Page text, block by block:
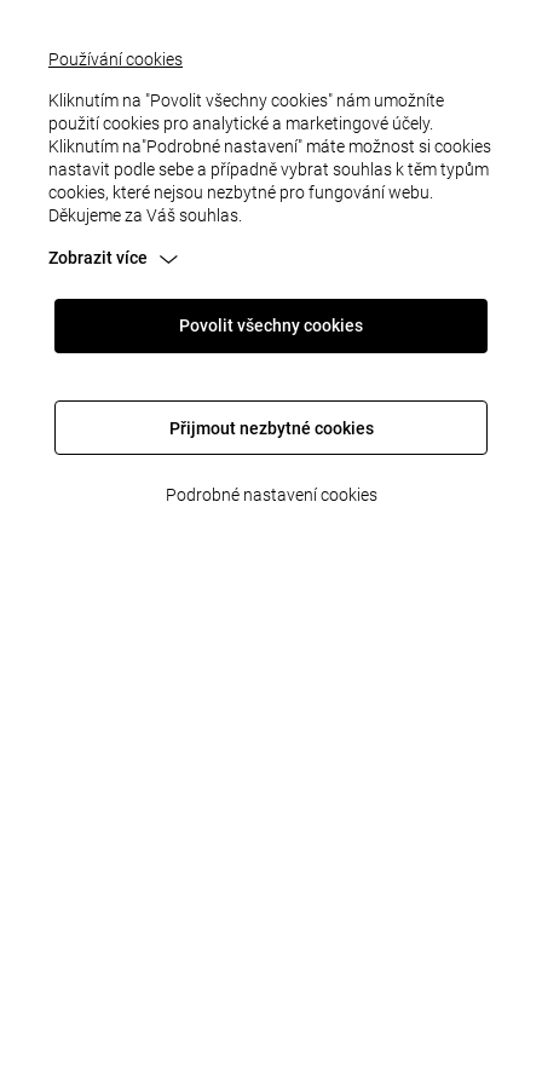
PRO PŘÍPADNÉ DOTAZY K OBJEDNÁVKÁM
VYPLŇTE FORMULÁŘ
Email
Používání cookies
Kliknutím na "Povolit všechny cookies" nám umožníte
použití cookies pro analytické a marketingové účely.
Kliknutím na"Podrobné nastavení" máte možnost si cookies
nastavit podle sebe a případně vybrat souhlas k těm typům
cookies, které nejsou nezbytné pro fungování webu.
Děkujeme za Váš souhlas.
Zobrazit více
Přijmout nezbytné cookies
Povolit všechny cookies
Podrobné nastavení cookies